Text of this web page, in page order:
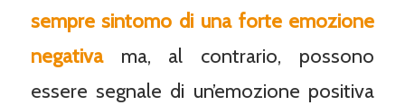
sempre sintomo di una forte emozione
negativama, al contrario, possono
essere segnale di un’emozione positiva